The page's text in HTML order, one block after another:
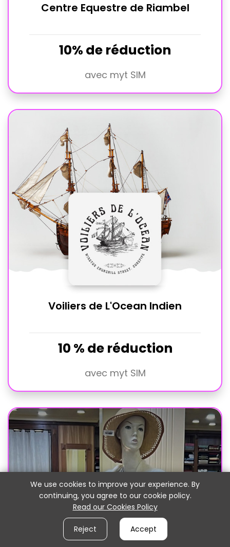
Centre Equestre de Riambel
10% de réduction
avec myt SIM
Voiliers de L'Ocean Indien
10 % de réduction
avec myt SIM
We use cookies to improve your experience. By
continuing, you agree to our cookie policy.
Read our Cookies Policy
Reject Accept